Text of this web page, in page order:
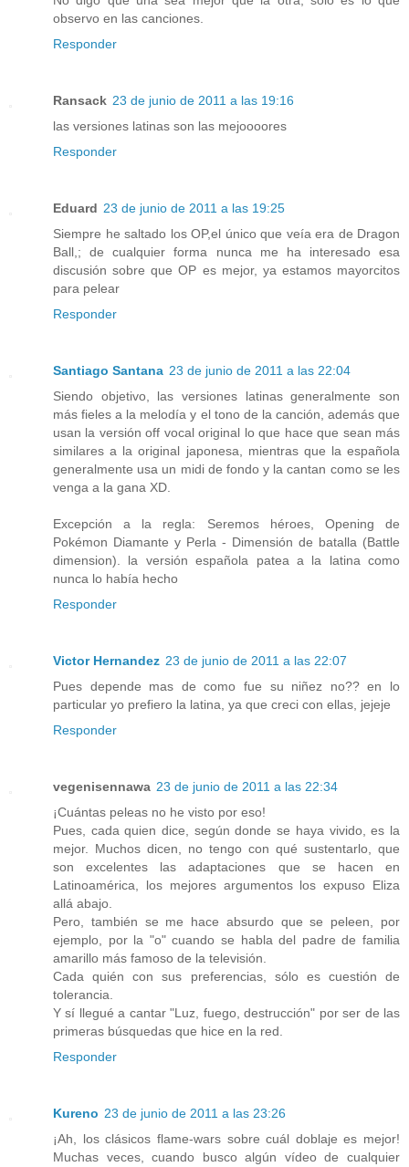
observo en las canciones.
Responder
Ransack 23 de junio de 2011 a las 19:16
las versiones latinas son las mejoooores
Responder
Eduard 23 de junio de 2011 a las 19:25
Siempre he saltado los OP,el único que veía era de Dragon
Ball,; de cualquier forma nunca me ha interesado esa
discusión sobre que OP es mejor, ya estamos mayorcitos
para pelear
Responder
Santiago Santana 23 de junio de 2011 a las 22:04
Siendo objetivo, las versiones latinas generalmente son
más fieles a la melodía y el tono de la canción, además que
usan la versión off vocal original lo que hace que sean más
similares a la original japonesa, mientras que la española
generalmente usa un midi de fondo y la cantan como se les
venga a la gana XD.
Excepción a la regla: Seremos héroes, Opening de
Pokémon Diamante y Perla - Dimensión de batalla (Battle
dimension). la versión española patea a la latina como
nunca lo había hecho
Responder
Victor Hernandez 23 de junio de 2011 a las 22:07
Pues depende mas de como fue su niñez no?? en lo
particular yo prefiero la latina, ya que creci con ellas, jejeje
Responder
vegenisennawa 23 de junio de 2011 a las 22:34
¡Cuántas peleas no he visto por eso!
Pues, cada quien dice, según donde se haya vivido, es la
mejor. Muchos dicen, no tengo con qué sustentarlo, que
son excelentes las adaptaciones que se hacen en
Latinoamérica, los mejores argumentos los expuso Eliza
allá abajo.
Pero, también se me hace absurdo que se peleen, por
ejemplo, por la "o" cuando se habla del padre de familia
amarillo más famoso de la televisión.
Cada quién con sus preferencias, sólo es cuestión de
tolerancia.
Y sí llegué a cantar "Luz, fuego, destrucción" por ser de las
primeras búsquedas que hice en la red.
Responder
Kureno 23 de junio de 2011 a las 23:26
¡Ah, los clásicos flame-wars sobre cuál doblaje es mejor!
Muchas veces, cuando busco algún vídeo de cualquier